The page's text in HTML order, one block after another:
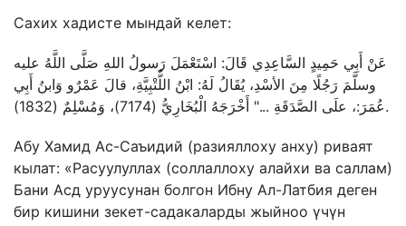
Сахих хадисте мындай келет:
عَنْ أَبِي حَمِيدٍ السَّاعِدِي قَالَ: اسْتَعْمَلَ رَسولُ اللهِ صَلَّى اللَّهُ عليه
وسلَّمَ رَجُلًا مِنَ الأسْدِ، يُقَالُ لَهُ: ابْنُ اللُّتْبِيَّةِ، قالَ عَمْرٌو وَابنُ أَبِي
عُمَرَ:، علَى الصَّدَقَةِ ..." أَخْرَجَهُ الْبُخَارِيُّ (7174)، وَمُسْلِمٌ (1832).
Абу Хамид Ас-Саъидий (разияллоху анху) риваят
кылат: «Расуулуллах (соллаллоху алайхи ва саллам)
Бани Асд уруусунан болгон Ибну Ал-Латбия деген
бир кишини зекет-садакаларды жыйноо үчүн